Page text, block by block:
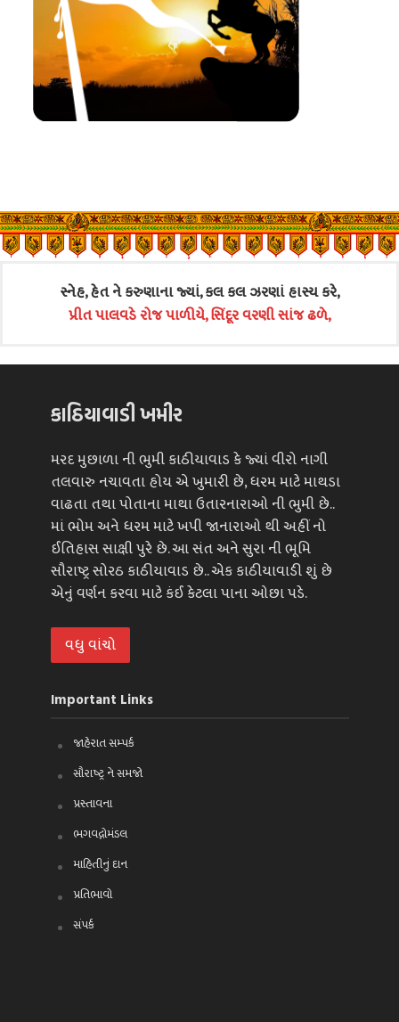
સ્નેહ, હેત ને કરુણાના જ્યાં, કલ કલ ઝરણાં હાસ્ય કરે,
પ્રીત પાલવડે રોજ પાળીયે, સિંદૂર વરણી સાંજ ઢળે,
કાઠિયાવાડી ખમીર
મરદ મુછાળા ની ભુમી કાઠીયાવાડ કે જ્યાં વીરો નાગી
તલવારુ નચાવતા હોય એ ખુમારી છે, ધરમ માટે માથડા
વાઢતા તથા પોતાના માથા ઉતારનારાઓ ની ભુમી છે..
માં ભોમ અને ધરમ માટે ખપી જાનારાઓ થી અહીં નો
ઈતિહાસ સાક્ષી પુરે છે. આ સંત અને સુરા ની ભૂમિ
સૌરાષ્ટ્ર સોરઠ કાઠીયાવાડ છે.. એક કાઠીયાવાડી શું છે
એનું વર્ણન કરવા માટે કંઈ કેટલા પાના ઓછા પડે.
વધુ વાંચો
Important Links
જાહેરાત સમ્પર્ક
સૌરાષ્ટ્ર ને સમજો
પ્રસ્તાવના
ભગવદ્ગોમંડલ
માહિતીનું દાન
પ્રતિભાવો
સંપર્ક